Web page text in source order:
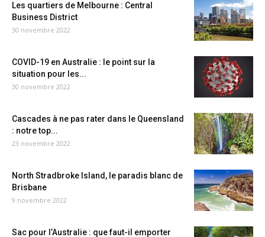
Les quartiers de Melbourne : Central
Business District
30 novembre 2022
COVID-19 en Australie : le point sur la
situation pour les...
30 novembre 2022
Cascades à ne pas rater dans le Queensland
: notre top...
23 novembre 2022
North Stradbroke Island, le paradis blanc de
Brisbane
9 novembre 2022
Sac pour l’Australie : que faut-il emporter